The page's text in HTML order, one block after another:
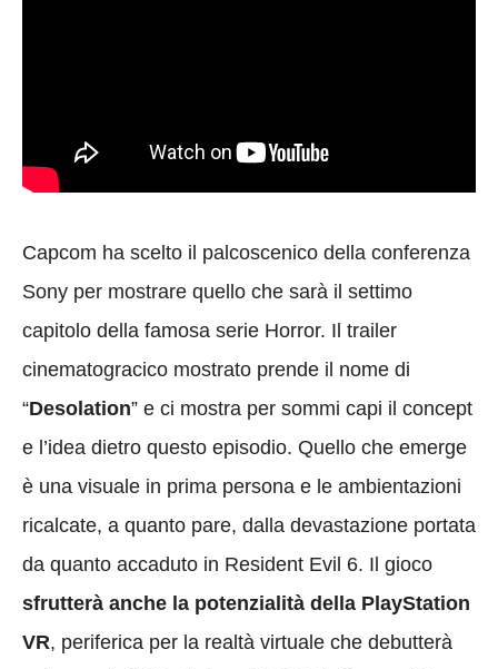
Capcom ha scelto il palcoscenico della conferenza
Sony per mostrare quello che sarà il settimo
capitolo della famosa serie Horror. Il trailer
cinematogracico mostrato prende il nome di
“Desolation” e ci mostra per sommi capi il concept
e l’idea dietro questo episodio. Quello che emerge
è una visuale in prima persona e le ambientazioni
ricalcate, a quanto pare, dalla devastazione portata
da quanto accaduto in Resident Evil 6. Il gioco
sfrutterà anche la potenzialità della PlayStation
VR, periferica per la realtà virtuale che debutterà